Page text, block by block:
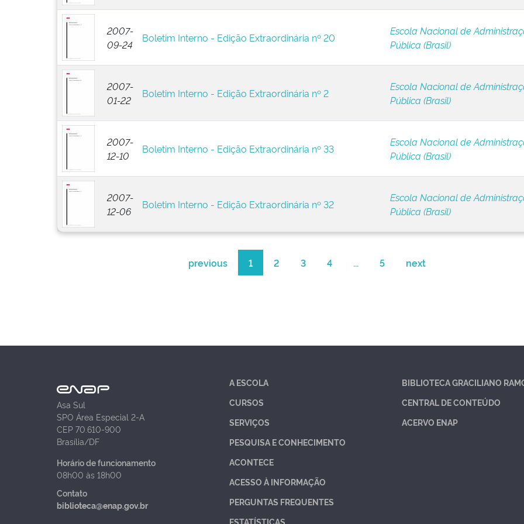
2007-
09-24
Boletim Interno - Edição Extraordinária nº 20
Escola Nacional de
Pública (Brasil)
2007-
01-22
Boletim Interno - Edição Extraordinária nº 2
Escola Nacional de
Pública (Brasil)
2007-
12-10
Boletim Interno - Edição Extraordinária nº 33
Escola Nacional de
Pública (Brasil)
2007-
12-06
Boletim Interno - Edição Extraordinária nº 32
Escola Nacional de
Pública (Brasil)
previous 1 2 3 4 ... 5 next
Asa Sul
SPO Área Especial 2-A
CEP 70.610-900
Brasília/DF
Horário de funcionamento
08h00 às 18h00
Contato
biblioteca@enap.gov.br
A ESCOLA
CURSOS
SERVIÇOS
PESQUISA E CONHECIMENTO
ACONTECE
ACESSO À INFORMAÇÃO
PERGUNTAS FREQUENTES
ESTATÍSTICAS
BIBLIOTECA GRACILIANO
CENTRAL DE CONTEÚDO
ACERVO ENAP